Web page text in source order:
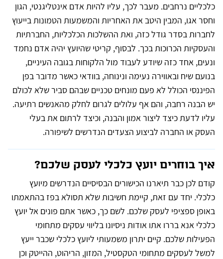
כלכליים נרחבים. מעבר לכך, עליו להיות אדם אינטליגנטי, הגון
וחסר אגו, המבין היטב את האחריות והמשמעות הטמונות בייעוץ
לחברות בסדר גודל כזה, ואת ההשלכות הכלכליות, החברתיות
והעסקיות הכרוכות בכך. לבסוף, קריטי שהיועץ יהיה אדם נחמד
ונעים, אחד כזה שיודע לעבוד מול הלקוחות בגובה העיניים,
בנועם שיח ובאווירה נעימה ונינוחה, בוודאי כאשר מדובר בפן
הפיננסי הכולל לא פעם מונחים טכניים שבהם סביר שלא לכולם
יש הבנה רחבה, והם אף עלולים לגרום לחלק מהאנשים רתיעה.
עליו לדעת כיצד ליצור אמון והבנה, וכיצד לרתום את בעלי
העסק או החברה לביצוע הצעדים הנדרשים לשיפורה.
איך בוחרים יועץ כלכלי לעסק שלכם?
קודם לכן כבר תיארנו הכישורים הבסיסיים הנדרשים מיועץ
כלכלי. יחד עם זאת, קיימת חשיבות שלא תסולא בפז בהתאמתו
באופן ספציפי לעסק שלכם. לשם כך, כאשר אתם פונים אל יועץ
כלכלי אנא בררו אתו אודות ניסיונו בליווי עסקים מתחומי
הפעילות שלכם. קיים יתרון משמעותי ליועץ כלכלי שכבר ייעץ
למשל לעסקים מתחומי הטקסטיל, המזון, הריהוט, ההייטק וכן